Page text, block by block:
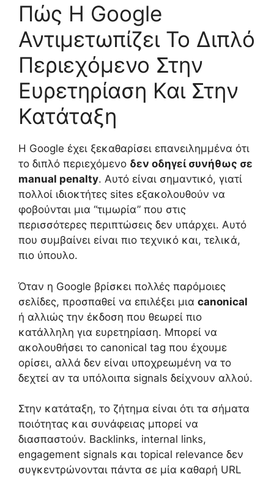
Πώς Η Google
Αντιμετωπίζει Το Διπλό
Περιεχόμενο Στην
Ευρετηρίαση Και Στην
Κατάταξη
Η Google έχει ξεκαθαρίσει επανειλημμένα ότι
το διπλό περιεχόμενο δεν οδηγεί συνήθως σε
manual penalty. Αυτό είναι σημαντικό, γιατί
πολλοί ιδιοκτήτες sites εξακολουθούν να
φοβούνται μια “τιμωρία” που στις
περισσότερες περιπτώσεις δεν υπάρχει. Αυτό
που συμβαίνει είναι πιο τεχνικό και, τελικά,
πιο ύπουλο.
Όταν η Google βρίσκει πολλές παρόμοιες
σελίδες, προσπαθεί να επιλέξει μια canonical
ή αλλιώς την έκδοση που θεωρεί πιο
κατάλληλη για ευρετηρίαση. Μπορεί να
ακολουθήσει το canonical tag που έχουμε
ορίσει, αλλά δεν είναι υποχρεωμένη να το
δεχτεί αν τα υπόλοιπα signals δείχνουν αλλού.
Στην κατάταξη, το ζήτημα είναι ότι τα σήματα
ποιότητας και συνάφειας μπορεί να
διασπαστούν. Backlinks, internal links,
engagement signals και topical relevance δεν
συγκεντρώνονται πάντα σε μία καθαρή URL